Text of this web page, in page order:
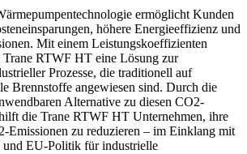
ermöglicht Kunden
höhere Energieeffizienz und
Mit einem Leistungskoeffizienten
RTWF HT eine Lösung zur
Prozesse, die traditionell auf
Brennstoffe angewiesen sind. Durch die
Alternative zu diesen CO2-
die Trane RTWF HT Unternehmen, ihre
Emissionen zu reduzieren – im Einklang mit
und EU-Politik für industrielle